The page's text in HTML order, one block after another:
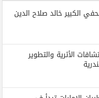
الكبير خالد صلاح الدين
الأثرية والتطوير